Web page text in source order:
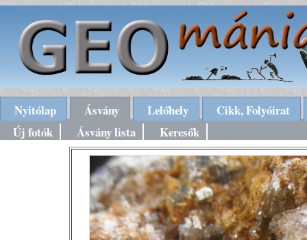
Nyitólap Ásvány Lelőhely
Cikk, Folyóirat
Új fotók
Ásvány lista Keresők